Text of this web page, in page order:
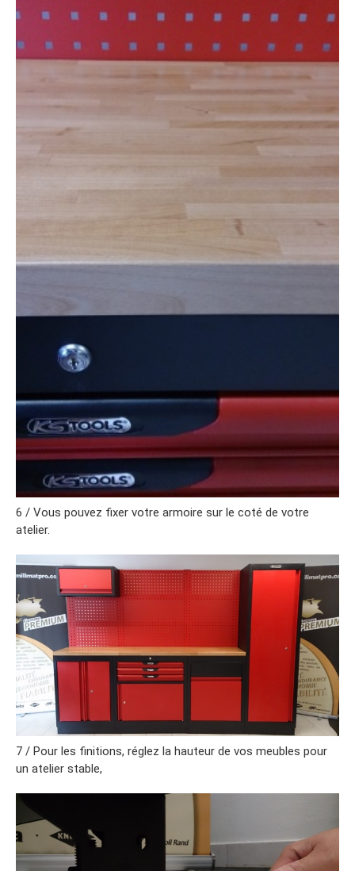
6 / Vous pouvez fixer votre armoire sur le coté de votre
atelier.
7 / Pour les finitions, réglez la hauteur de vos meubles pour
un atelier stable,